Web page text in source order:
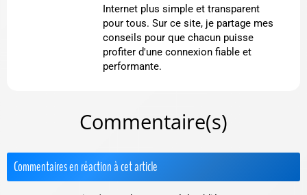
Internet plus simple et transparent
pour tous. Sur ce site, je partage mes
conseils pour que chacun puisse
profiter d'une connexion fiable et
performante.
Commentaire(s)
Commentaires en réaction à cet article